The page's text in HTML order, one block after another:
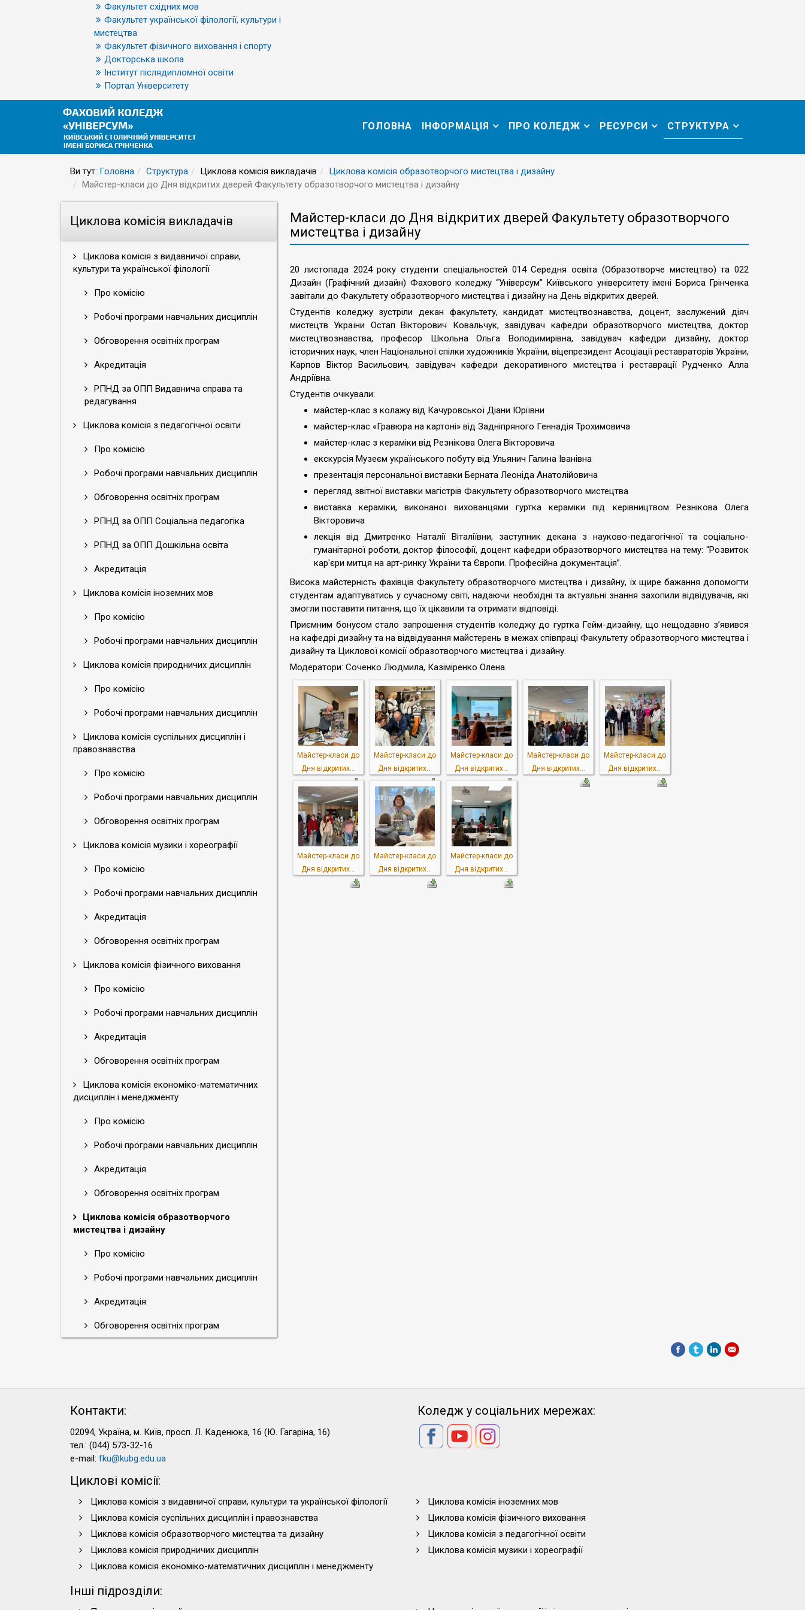
Факультет східних мов
Факультет української філології, культури і
мистецтва
Факультет фізичного виховання і спорту
Докторська школа
Інститут післядипломної освіти
Портал Університету
ГОЛОВНА ІНФОРМАЦІЯ ПРО КОЛЕДЖ РЕСУРСИ СТРУКТУРА
Ви тут: Головна Структура Циклова комісія викладачів
Циклова комісія образотворчого мистецтва і дизайну
Майстер-класи до Дня відкритих дверей Факультету образотворчого мистецтва і дизайну
Циклова комісія викладачів
Циклова комісія з видавничої справи,
культури та української філології
Про комісію
Робочі програми навчальних дисциплін
Обговорення освітніх програм
Акредитація
РПНД за ОПП Видавнича справа та
редагування
Циклова комісія з педагогічної освіти
Про комісію
Робочі програми навчальних дисциплін
Обговорення освітніх програм
РПНД за ОПП Соціальна педагогіка
РПНД за ОПП Дошкільна освіта
Акредитація
Циклова комісія іноземних мов
Про комісію
Робочі програми навчальних дисциплін
Циклова комісія природничих дисциплін
Про комісію
Робочі програми навчальних дисциплін
Циклова комісія суспільних дисциплін і
правознавства
Про комісію
Робочі програми навчальних дисциплін
Обговорення освітніх програм
Циклова комісія музики і хореографії
Про комісію
Робочі програми навчальних дисциплін
Акредитація
Обговорення освітніх програм
Циклова комісія фізичного виховання
Про комісію
Робочі програми навчальних дисциплін
Акредитація
Обговорення освітніх програм
Циклова комісія економіко-математичних
дисциплін і менеджменту
Про комісію
Робочі програми навчальних дисциплін
Акредитація
Обговорення освітніх програм
Циклова комісія образотворчого
мистецтва і дизайну
Про комісію
Робочі програми навчальних дисциплін
Акредитація
Обговорення освітніх програм
Майстер-класи до Дня відкритих дверей Факультету образотворчого
мистецтва і дизайну
20 листопада 2024 року студенти спеціальностей 014 Середня освіта (Образотворче мистецтво) та 022
Дизайн (Графічний дизайн) Фахового коледжу “Універсум” Київського університету імені Бориса Грінченка
завітали до Факультету образотворчого мистецтва і дизайну на День відкритих дверей.
Студентів коледжу зустріли декан факультету, кандидат мистецтвознавства, доцент, заслужений діяч
мистецтв України Остап Вікторович Ковальчук, завідувач кафедри образотворчого мистецтва, доктор
мистецтвознавства, професор Школьна Ольга Володимирівна, завідувач кафедри дизайну, доктор
історичних наук, член Національної спілки художників України, віцепрезидент Асоціації реставраторів України,
Карпов Віктор Васильович, завідувач кафедри декоративного мистецтва і реставрації Рудченко Алла
Андріївна.
Студентів очікували:
майстер-клас з колажу від Качуровської Діани Юріївни
майстер-клас «Гравюра на картоні» від Задніпряного Геннадія Трохимовича
майстер-клас з кераміки від Резнікова Олега Вікторовича
екскурсія Музеєм українського побуту від Ульянич Галина Іванівна
презентація персональної виставки Берната Леоніда Анатолійовича
перегляд звітної виставки магістрів Факультету образотворчого мистецтва
виставка кераміки, виконаної вихованцями гуртка кераміки під керівництвом Резнікова Олега
Вікторовича
лекція від Дмитренко Наталії Віталіївни, заступник декана з науково-педагогічної та соціально-
гуманітарної роботи, доктор філософії, доцент кафедри образотворчого мистецтва на тему: “Розвиток
кар'єри митця на арт-ринку України та Європи. Професійна документація”.
Висока майстерність фахівців Факультету образотворчого мистецтва і дизайну, їх щире бажання допомогти
студентам адаптуватись у сучасному світі, надаючи необхідні та актуальні знання захопили відвідувачів, які
змогли поставити питання, що їх цікавили та отримати відповіді.
Приємним бонусом стало запрошення студентів коледжу до гуртка Гейм-дизайну, що нещодавно з’явився
на кафедрі дизайну та на відвідування майстерень в межах співпраці Факультету образотворчого мистецтва і
дизайну та Циклової комісії образотворчого мистецтва і дизайну.
Модератори: Соченко Людмила, Казіміренко Олена.
Майстер-класи до
Дня відкритих...
Майстер-класи до
Дня відкритих...
Майстер-класи до
Дня відкритих...
Майстер-класи до
Дня відкритих...
Майстер-класи до
Дня відкритих...
Майстер-класи до
Дня відкритих...
Майстер-класи до
Дня відкритих...
Майстер-класи до
Дня відкритих...
Контакти:
02094, Україна, м. Київ, просп. Л. Каденюка, 16 (Ю. Гагаріна, 16)
тел.: (044) 573-32-16
e-mail: fku@kubg.edu.ua
Коледж у соціальних мережах:
Циклові комісії:
Циклова комісія з видавничої справи, культури та української філології
Циклова комісія іноземних мов
Циклова комісія суспільних дисциплін і правознавства
Циклова комісія фізичного виховання
Циклова комісія образотворчого мистецтва та дизайну
Циклова комісія з педагогічної освіти
Циклова комісія природничих дисциплін
Циклова комісія музики і хореографії
Циклова комісія економіко-математичних дисциплін і менеджменту
Інші підрозділи: